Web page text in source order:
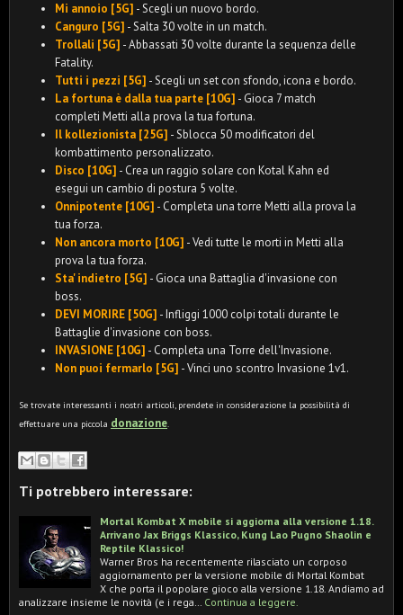
Mi annoio [5G] - Scegli un nuovo bordo.
Canguro [5G] - Salta 30 volte in un match.
Trollali [5G] - Abbassati 30 volte durante la sequenza delle
Fatality.
Tutti i pezzi [5G] - Scegli un set con sfondo, icona e bordo.
La fortuna è dalla tua parte [10G] - Gioca 7 match
completi Metti alla prova la tua fortuna.
Il kollezionista [25G] - Sblocca 50 modificatori del
kombattimento personalizzato.
Disco [10G] - Crea un raggio solare con Kotal Kahn ed
esegui un cambio di postura 5 volte.
Onnipotente [10G] - Completa una torre Metti alla prova la
tua forza.
Non ancora morto [10G] - Vedi tutte le morti in Metti alla
prova la tua forza.
Sta' indietro [5G] - Gioca una Battaglia d'invasione con
boss.
DEVI MORIRE [50G] - Infliggi 1000 colpi totali durante le
Battaglie d'invasione con boss.
INVASIONE [10G] - Completa una Torre dell'Invasione.
Non puoi fermarlo [5G] - Vinci uno scontro Invasione 1v1.
Se trovate interessanti i nostri articoli, prendete in considerazione la possibilità di
effettuare una piccola donazione.
Ti potrebbero interessare:
Mortal Kombat X mobile si aggiorna alla versione 1.18.
Arrivano Jax Briggs Klassico, Kung Lao Pugno Shaolin e
Reptile Klassico!
Warner Bros ha recentemente rilasciato un corposo
aggiornamento per la versione mobile di Mortal Kombat
X che porta il popolare gioco alla versione 1.18. Andiamo ad
analizzare insieme le novità (e i rega…
Continua a leggere.